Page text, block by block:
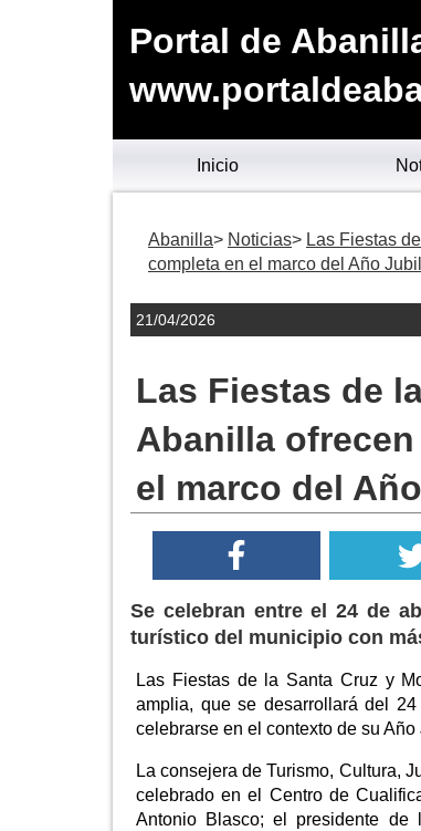
Portal de
Inicio
Abanilla Noticias
Las Fiestas
completa en el marco del Año
21/04/2026
Las Fiestas de
Abanilla
el marco del
Se celebran entre el 24 de
turístico del municipio con
Las Fiestas de la Santa Cruz y
amplia, que se desarrollará del
celebrarse en el contexto de su Año
La consejera de Turismo, Cultura,
celebrado en el Centro de
Antonio Blasco; el presidente de